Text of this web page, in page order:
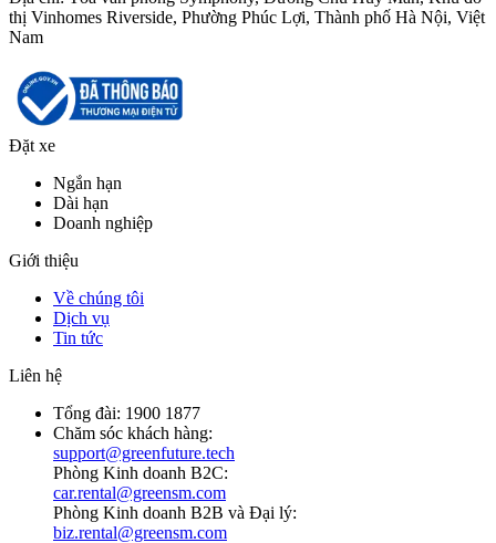
thị Vinhomes Riverside, Phường Phúc Lợi, Thành phố Hà Nội, Việt
Nam
Đặt xe
Ngắn hạn
Dài hạn
Doanh nghiệp
Giới thiệu
Về chúng tôi
Dịch vụ
Tin tức
Liên hệ
Tổng đài: 1900 1877
Chăm sóc khách hàng:
support@greenfuture.tech
Phòng Kinh doanh B2C:
car.rental@greensm.com
Phòng Kinh doanh B2B và Đại lý:
biz.rental@greensm.com